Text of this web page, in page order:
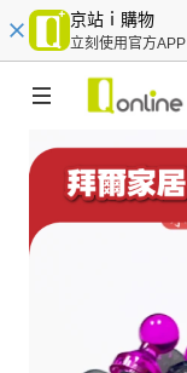
京站ｉ購物
立刻使用官方APP